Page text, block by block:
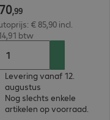
70,99
€ 85,90 incl.
btw
Levering vanaf 12.
augustus
Nog slechts enkele
artikelen op voorraad.